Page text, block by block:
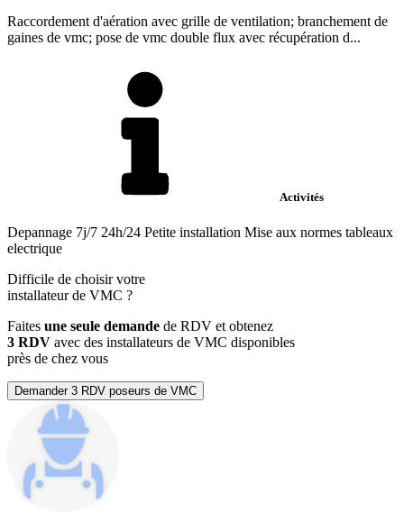
Raccordement d'aération avec grille de ventilation; branchement de
gaines de vmc; pose de vmc double flux avec récupération d...
Activités
Depannage 7j/7 24h/24 Petite installation Mise aux normes tableaux
electrique
Difficile de choisir votre
installateur de VMC ?
Faites une seule demande de RDV et obtenez
3 RDV avec des installateurs de VMC disponibles
près de chez vous
Demander 3 RDV poseurs de VMC